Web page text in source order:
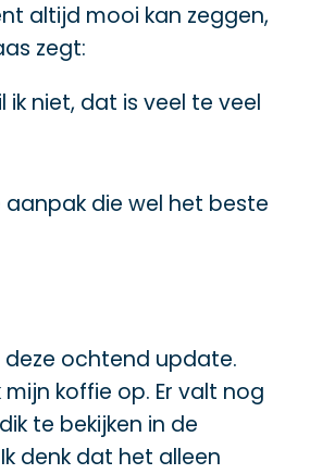
altijd mooi kan zeggen,
zegt:
ik niet, dat is veel te veel
aanpak die wel het beste
deze ochtend update.
mijn koffie op. Er valt nog
te bekijken in de
denk dat het alleen